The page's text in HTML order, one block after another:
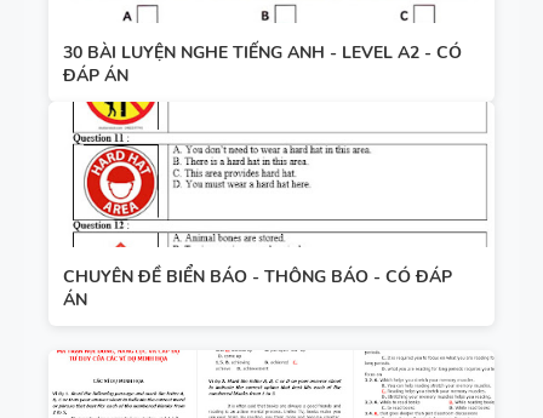
30 BÀI LUYỆN NGHE TIẾNG ANH - LEVEL A2 - CÓ
ĐÁP ÁN
CHUYÊN ĐỀ BIỂN BÁO - THÔNG BÁO - CÓ ĐÁP
ÁN